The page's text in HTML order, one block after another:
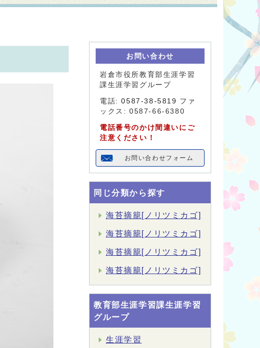
お問い合わせ
岩倉市役所教育部生涯学習
課生涯学習グループ
電話:0587-38-5819 ファ
ックス: 0587-66-6380
電話番号のかけ間違いにご
注意ください！
お問い合わせフォーム
同じ分類から探す
海苔摘籠[ノリツミカゴ]
海苔摘籠[ノリツミカゴ]
海苔摘籠[ノリツミカゴ]
海苔摘籠[ノリツミカゴ]
教育部生涯学習課生涯学習
グループ
生涯学習